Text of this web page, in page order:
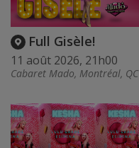
Full Gisèle!
11 août 2026, 21h00
Cabaret Mado, Montréal, QC